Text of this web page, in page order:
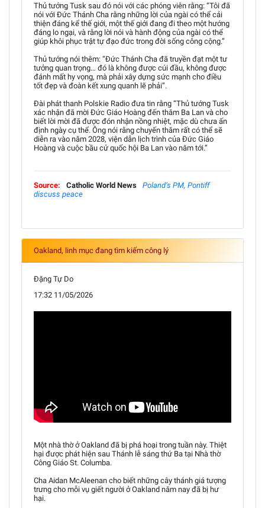
Thủ tướng Tusk sau đó nói với các phóng viên rằng: “Tôi đã
nói với Đức Thánh Cha rằng những lời của ngài có thể cải
thiện đáng kể thế giới, một thế giới đang đi theo một hướng
đáng lo ngại, và rằng lời nói và hành động của ngài có thể
giúp khôi phục trật tự đạo đức trong đời sống công cộng.”
Thủ tướng nói thêm: “Đức Thánh Cha đã truyền đạt một tư
tưởng quan trọng… đó là không được cúi đầu, không được
đánh mất hy vọng, mà phải xây dựng sức mạnh cho điều
tốt đẹp và đoàn kết xung quanh lẽ phải”.
Đài phát thanh Polskie Radio đưa tin rằng “Thủ tướng Tusk
xác nhận đã mời Đức Giáo Hoàng đến thăm Ba Lan và cho
biết lời mời đã được đón nhận nồng nhiệt, mặc dù chưa ấn
định ngày cụ thể. Ông nói rằng chuyến thăm rất có thể sẽ
diễn ra vào năm 2028, viện dẫn lịch trình của Đức Giáo
Hoàng và cuộc bầu cử quốc hội Ba Lan vào năm tới.”
Source: Catholic World News
Poland’s PM, Pontiff
discuss peace
Oakland, linh mục đang tìm kiếm công lý
Đặng Tự Do
17:32 11/05/2026
Một nhà thờ ở Oakland đã bị phá hoại trong tuần này. Thiệt
hại được phát hiện sau Thánh lễ sáng thứ Ba tại Nhà thờ
Công Giáo St. Columba.
Cha Aidan McAleenan cho biết những cây thánh giá tượng
trưng cho mỗi vụ giết người ở Oakland năm nay đã bị hư
hại.